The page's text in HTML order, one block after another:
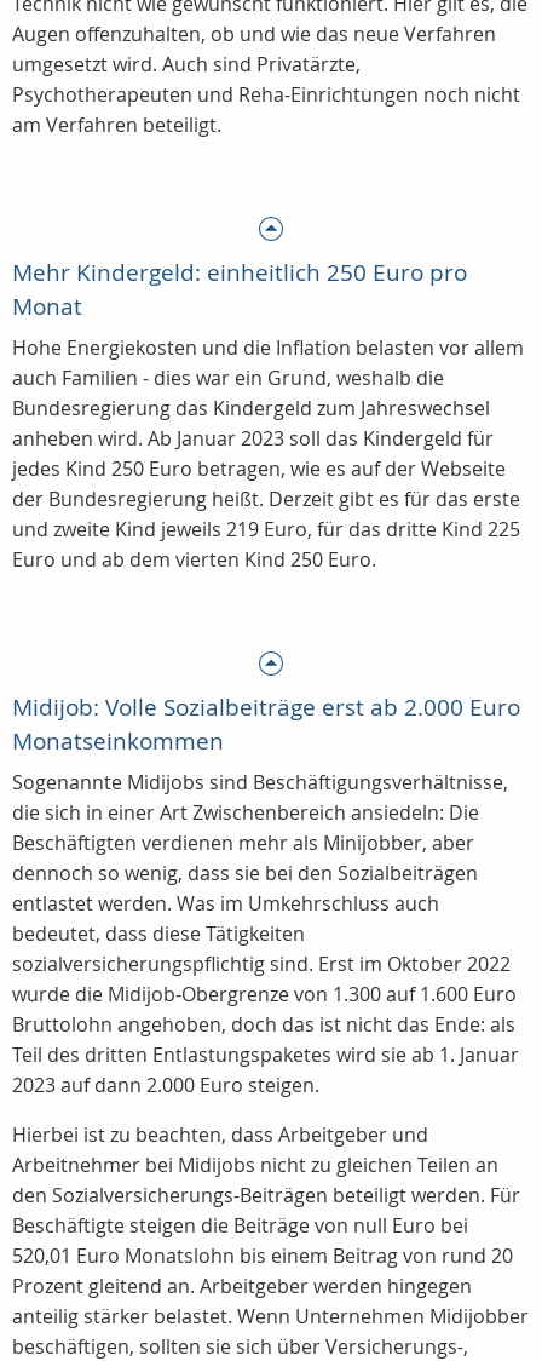
Augen offenzuhalten, ob und wie das neue Verfahren
umgesetzt wird. Auch sind Privatärzte,
Psychotherapeuten und Reha-Einrichtungen noch nicht
am Verfahren beteiligt.
Mehr Kindergeld: einheitlich 250 Euro pro
Monat
Hohe Energiekosten und die Inflation belasten vor allem
auch Familien - dies war ein Grund, weshalb die
Bundesregierung das Kindergeld zum Jahreswechsel
anheben wird. Ab Januar 2023 soll das Kindergeld für
jedes Kind 250 Euro betragen, wie es auf der Webseite
der Bundesregierung heißt. Derzeit gibt es für das erste
und zweite Kind jeweils 219 Euro, für das dritte Kind 225
Euro und ab dem vierten Kind 250 Euro.
Midijob: Volle Sozialbeiträge erst ab 2.000 Euro
Monatseinkommen
Sogenannte Midijobs sind Beschäftigungsverhältnisse,
die sich in einer Art Zwischenbereich ansiedeln: Die
Beschäftigten verdienen mehr als Minijobber, aber
dennoch so wenig, dass sie bei den Sozialbeiträgen
entlastet werden. Was im Umkehrschluss auch
bedeutet, dass diese Tätigkeiten
sozialversicherungspflichtig sind. Erst im Oktober 2022
wurde die Midijob-Obergrenze von 1.300 auf 1.600 Euro
Bruttolohn angehoben, doch das ist nicht das Ende: als
Teil des dritten Entlastungspaketes wird sie ab 1. Januar
2023 auf dann 2.000 Euro steigen.
Hierbei ist zu beachten, dass Arbeitgeber und
Arbeitnehmer bei Midijobs nicht zu gleichen Teilen an
den Sozialversicherungs-Beiträgen beteiligt werden. Für
Beschäftigte steigen die Beiträge von null Euro bei
520,01 Euro Monatslohn bis einem Beitrag von rund 20
Prozent gleitend an. Arbeitgeber werden hingegen
anteilig stärker belastet. Wenn Unternehmen Midijobber
beschäftigen, sollten sie sich über Versicherungs-,